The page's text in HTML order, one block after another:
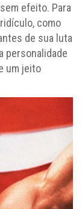
efeito. Para
como
de sua luta
personalidade
um jeito